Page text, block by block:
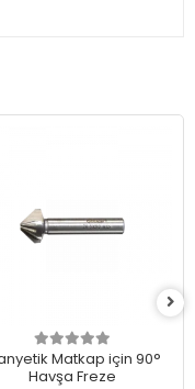
Matkap için 90°
Havşa Freze